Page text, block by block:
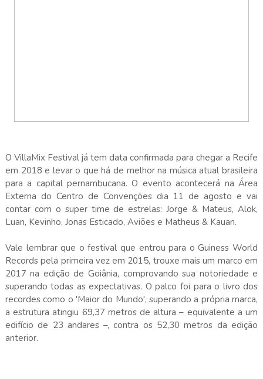
O VillaMix Festival já tem data confirmada para chegar a Recife
em 2018 e levar o que há de melhor na música atual brasileira
para a capital pernambucana. O evento acontecerá na Área
Externa do Centro de Convenções dia 11 de agosto e vai
contar com o super time de estrelas: Jorge & Mateus, Alok,
Luan, Kevinho, Jonas Esticado, Aviões e Matheus & Kauan.
Vale lembrar que o festival que entrou para o Guiness World
Records pela primeira vez em 2015, trouxe mais um marco em
2017 na edição de Goiânia, comprovando sua notoriedade e
superando todas as expectativas. O palco foi para o livro dos
recordes como o 'Maior do Mundo', superando a própria marca,
a estrutura atingiu 69,37 metros de altura – equivalente a um
edifício de 23 andares –, contra os 52,30 metros da edição
anterior.